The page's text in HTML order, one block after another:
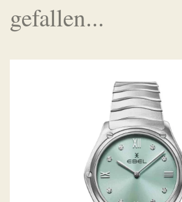
gefallen...
SPORT CLASSIC